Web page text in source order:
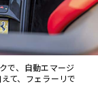
で、自動エマージ
て、フェラーリで